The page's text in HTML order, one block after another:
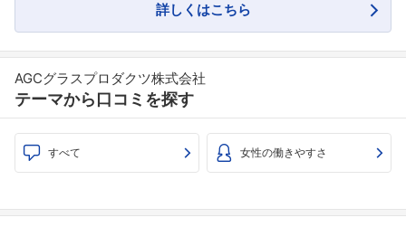
詳しくはこちら
AGCグラスプロダクツ株式会社
テーマから口コミを探す
すべて 女性の働きやすさ